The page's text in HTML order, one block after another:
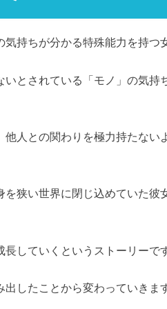
持ちが分かる特殊能力を持つ
とされている「モノ」の気持
人との関わりを極力持たない
狭い世界に閉じ込めていた彼
していくというストーリーで
したことから変わっていきま